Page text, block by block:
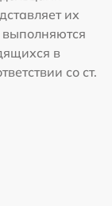
их
в
со ст.